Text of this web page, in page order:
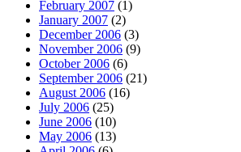
February 2007 (1)
January 2007 (2)
December 2006 (3)
November 2006 (9)
October 2006 (6)
September 2006 (21)
August 2006 (16)
July 2006 (25)
June 2006 (10)
May 2006 (13)